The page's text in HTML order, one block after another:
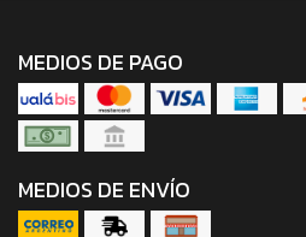
MEDIOS DE PAGO
MEDIOS DE ENVÍO